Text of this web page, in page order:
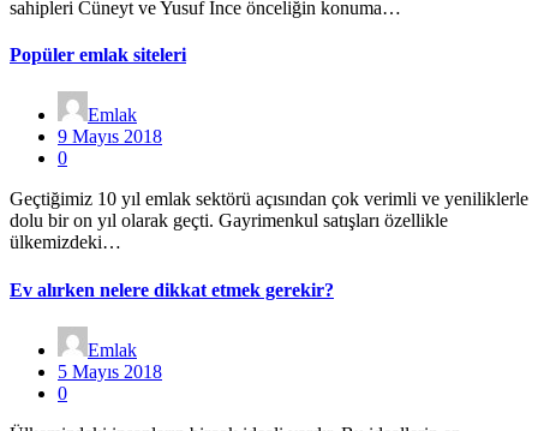
sahipleri Cüneyt ve Yusuf İnce önceliğin konuma…
Popüler emlak siteleri
Emlak
9 Mayıs 2018
0
Geçtiğimiz 10 yıl emlak sektörü açısından çok verimli ve yeniliklerle
dolu bir on yıl olarak geçti. Gayrimenkul satışları özellikle
ülkemizdeki…
Ev alırken nelere dikkat etmek gerekir?
Emlak
5 Mayıs 2018
0